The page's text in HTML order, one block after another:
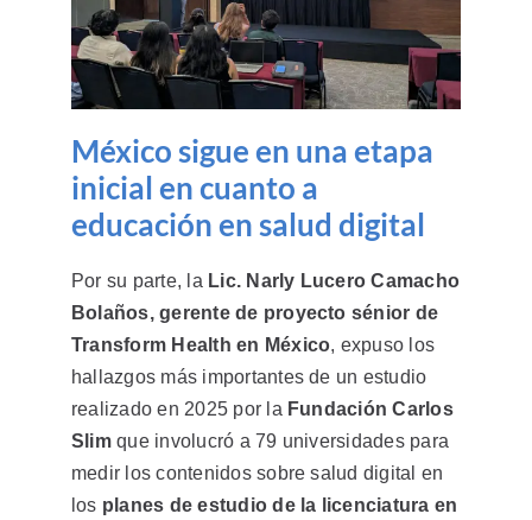
México sigue en una etapa
inicial en cuanto a
educación en salud digital
Por su parte, la Lic. Narly Lucero Camacho
Bolaños, gerente de proyecto sénior de
Transform Health en México, expuso los
hallazgos más importantes de un estudio
realizado en 2025 por la Fundación Carlos
Slimque involucró a 79 universidades para
medir los contenidos sobre salud digital en
los planes de estudio de la licenciatura en